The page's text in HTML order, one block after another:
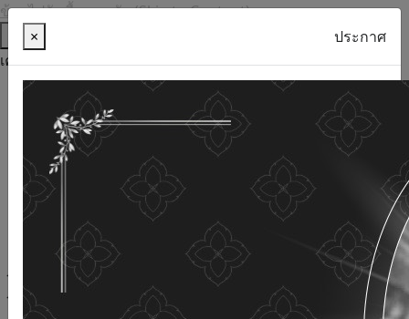
ข้ามไปยังเนื้อหาหลัก (Skip to Content)
ช่วยเหลือ
เครื่องมือการเข้าถึง
ภาษาไทย
ภาษาอังกฤษ
เพิ่มขนาดตัวอักษร
ลดขนาดตัวอักษร
ขนาดตัวอักษรปกติ
ความคมชัดสูง
ความคมชัดเชิงลบ
ความคมชัดปกติ
เปิดอ่านด้วยเสียง
ปิดอ่านด้วยเสียง
ผังเว็บไซต์
× ประกาศ